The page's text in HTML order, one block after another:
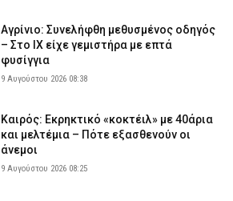
Αγρίνιο: Συνελήφθη μεθυσμένος οδηγός
– Στο ΙΧ είχε γεμιστήρα με επτά
φυσίγγια
9 Αυγούστου 2026 08:38
Καιρός: Eκρηκτικό «κοκτέιλ» με 40άρια
και μελτέμια – Πότε εξασθενούν οι
άνεμοι
9 Αυγούστου 2026 08:25